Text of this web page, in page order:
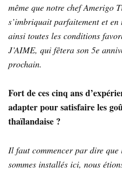
même que notre chef Amerigo
s’imbriquait parfaitement et en
ainsi toutes les conditions
J’AIME, qui fêtera son 5e
prochain.
Fort de ces cinq ans
adapter pour satisfaire les
thaïlandaise ?
Il faut commencer par dire que
sommes installés ici, nous